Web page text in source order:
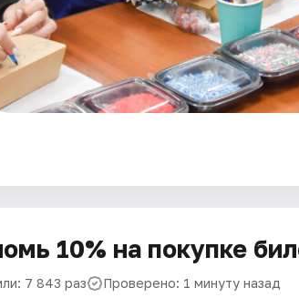
10% на покупке
7 843 раз Проверено: 1 минуту назад